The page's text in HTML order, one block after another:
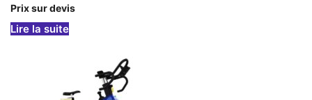
Prix sur devis
Lire la suite: Vélo de Cycling professionnel Indoor EXO